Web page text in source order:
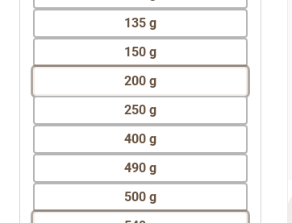
135 g
150 g
200 g
250 g
400 g
490 g
500 g